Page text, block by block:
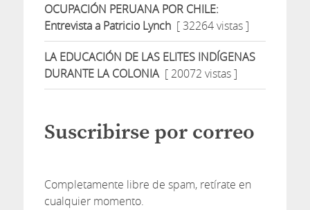
OCUPACIÓN PERUANA POR CHILE:
Entrevista a Patricio Lynch[ 32264 vistas ]
LA EDUCACIÓN DE LAS ELITES INDÍGENAS
DURANTE LA COLONIA[ 20072 vistas ]
Suscribirse por correo
Completamente libre de spam, retírate en
cualquier momento.